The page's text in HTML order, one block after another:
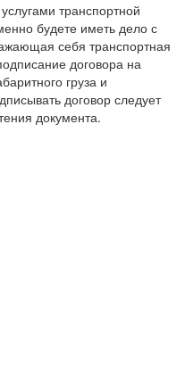
транспортной
будете иметь дело с
себя транспортная
договора на
груза и
договор следует
документа.